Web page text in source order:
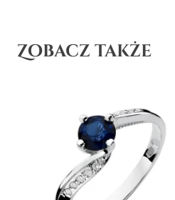
Zobacz także